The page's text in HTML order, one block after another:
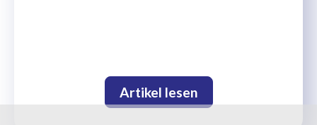
Artikel lesen